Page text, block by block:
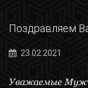
Поздравляем
23.02.2021
Уважаемые